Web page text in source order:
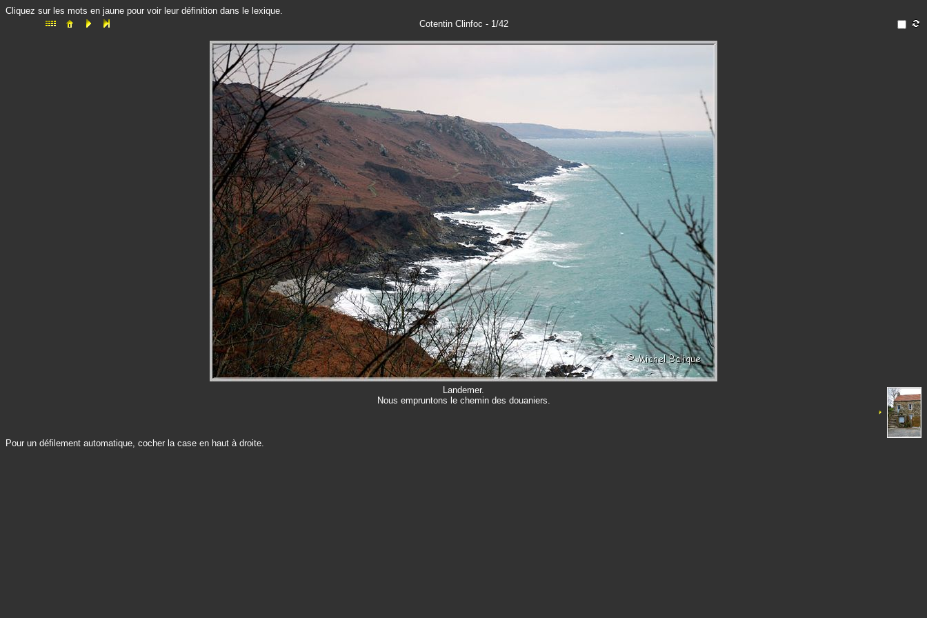
Cliquez sur les mots en jaune pour voir leur définition dans le lexique.
Cotentin Clinfoc - 1/42
Landemer.
Nous empruntons le chemin des douaniers.
Pour un défilement automatique, cocher la case en haut à droite.